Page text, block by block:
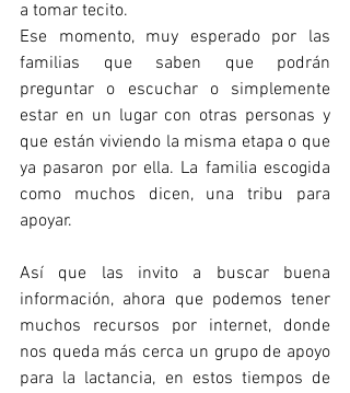
a tomar tecito.
Ese momento, muy esperado por las
familias que saben que podrán
preguntar o escuchar o simplemente
estar en un lugar con otras personas y
que están viviendo la misma etapa o que
ya pasaron por ella. La familia escogida
como muchos dicen, una tribu para
apoyar.
Así que las invito a buscar buena
información, ahora que podemos tener
muchos recursos por internet, donde
nos queda más cerca un grupo de apoyo
para la lactancia, en estos tiempos de